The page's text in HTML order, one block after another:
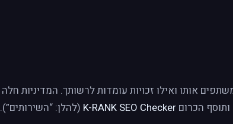
אותו ואילו זכויות עומדות לרשותך. המדיניות חלה
ותוסף הכרום K-RANK SEO Checker (להלן: “השירותים”).